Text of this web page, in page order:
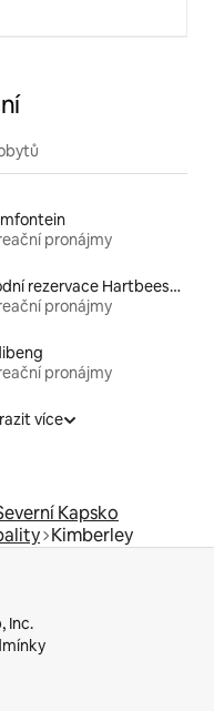
pronájmy
Přírodní rezervace Hartbeespoort Dam
pronájmy
pronájmy
více
Kapsko
Kimberley
Inc.